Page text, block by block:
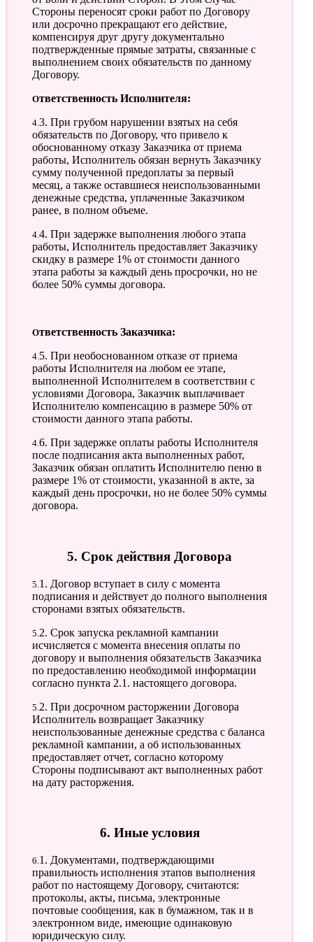
Стороны переносят сроки работ по Договору
или досрочно прекращают его действие,
компенсируя друг другу документально
подтвержденные прямые затраты, связанные с
выполнением своих обязательств по данному
Договору.
Ответственность Исполнителя:
4.3. При грубом нарушении взятых на себя
обязательств по Договору, что привело к
обоснованному отказу Заказчика от приема
работы, Исполнитель обязан вернуть Заказчику
сумму полученной предоплаты за первый
месяц, а также оставшиеся неиспользованными
денежные средства, уплаченные Заказчиком
ранее, в полном объеме.
4.4. При задержке выполнения любого этапа
работы, Исполнитель предоставляет Заказчику
скидку в размере 1% от стоимости данного
этапа работы за каждый день просрочки, но не
более 50% суммы договора.
Ответственность Заказчика:
4.5. При необоснованном отказе от приема
работы Исполнителя на любом ее этапе,
выполненной Исполнителем в соответствии с
условиями Договора, Заказчик выплачивает
Исполнителю компенсацию в размере 50% от
стоимости данного этапа работы.
4.6. При задержке оплаты работы Исполнителя
после подписания акта выполненных работ,
Заказчик обязан оплатить Исполнителю пеню в
размере 1% от стоимости, указанной в акте, за
каждый день просрочки, но не более 50% суммы
договора.
5. Срок действия Договора
5.1. Договор вступает в силу с момента
подписания и действует до полного выполнения
сторонами взятых обязательств.
5.2. Срок запуска рекламной кампании
исчисляется с момента внесения оплаты по
договору и выполнения обязательств Заказчика
по предоставлению необходимой информации
согласно пункта 2.1. настоящего договора.
5.2. При досрочном расторжении Договора
Исполнитель возвращает Заказчику
неиспользованные денежные средства с баланса
рекламной кампании, а об использованных
предоставляет отчет, согласно которому
Стороны подписывают акт выполненных работ
на дату расторжения.
6. Иные условия
6.1. Документами, подтверждающими
правильность исполнения этапов выполнения
работ по настоящему Договору, считаются:
протоколы, акты, письма, электронные
почтовые сообщения, как в бумажном, так и в
электронном виде, имеющие одинаковую
юридическую силу.